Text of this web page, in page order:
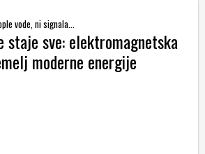
vode, ni signala...
staje sve: elektromagnetska
moderne energije